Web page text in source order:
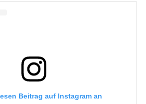
Beitrag auf Instagram an